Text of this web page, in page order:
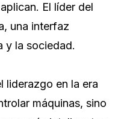
El líder del
una interfaz
y la sociedad.
liderazgo en la era
máquinas, sino